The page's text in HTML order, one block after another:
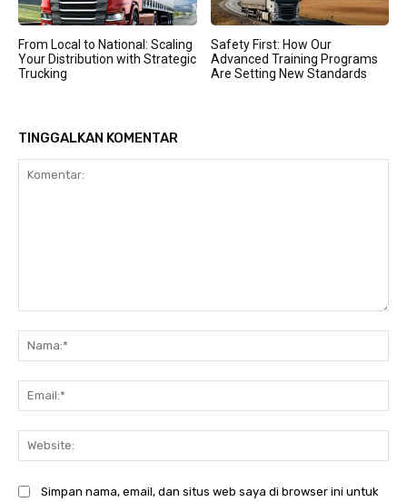
From Local to National: Scaling
Your Distribution with Strategic
Trucking
Safety First: How Our
Advanced Training Programs
Are Setting New Standards
TINGGALKAN KOMENTAR
Simpan nama, email, dan situs web saya di browser ini untuk